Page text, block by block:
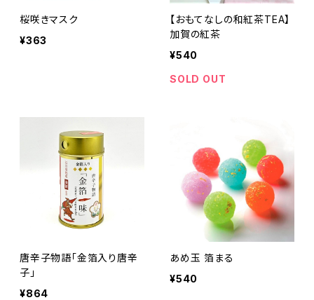
桜咲きマスク
¥363
【おもてなしの和紅茶TEA】
加賀の紅茶
¥540
SOLD OUT
唐辛子物語「金箔入り唐辛
子」
¥864
あめ玉 箔まる
¥540